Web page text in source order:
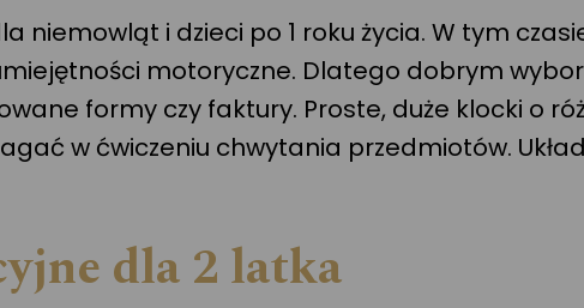
niemowląt i dzieci po 1 roku życia. W tym
motoryczne. Dlatego dobrym
formy czy faktury. Proste, duże klocki o
w ćwiczeniu chwytania przedmiotów.
dla 2 latka